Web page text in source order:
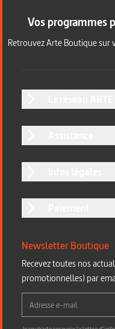
Vos programmes
Retrouvez Arte Boutique
Newsletter Boutique
Recevez toutes nos
promotionnelles) par